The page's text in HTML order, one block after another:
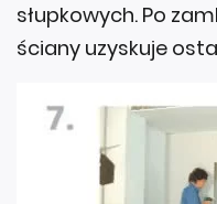
słupkowych. Po
ściany uzyskuje